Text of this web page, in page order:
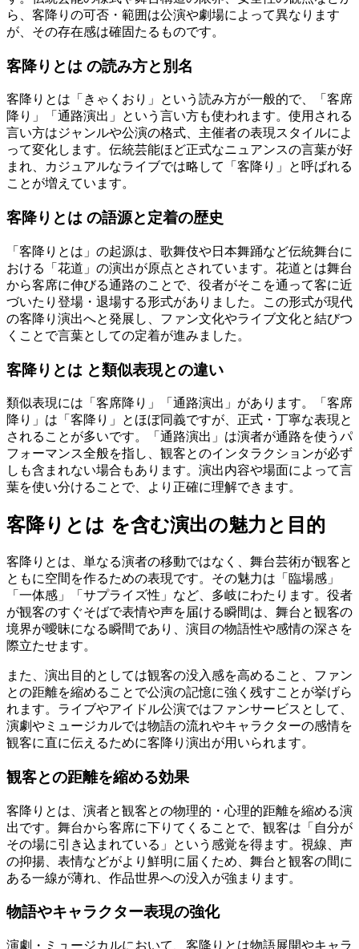
ら、客降りの可否・範囲は公演や劇場によって異なります
が、その存在感は確固たるものです。
客降りとは の読み方と別名
客降りとは「きゃくおり」という読み方が一般的で、「客席
降り」「通路演出」という言い方も使われます。使用される
言い方はジャンルや公演の格式、主催者の表現スタイルによ
って変化します。伝統芸能ほど正式なニュアンスの言葉が好
まれ、カジュアルなライブでは略して「客降り」と呼ばれる
ことが増えています。
客降りとは の語源と定着の歴史
「客降りとは」の起源は、歌舞伎や日本舞踊など伝統舞台に
おける「花道」の演出が原点とされています。花道とは舞台
から客席に伸びる通路のことで、役者がそこを通って客に近
づいたり登場・退場する形式がありました。この形式が現代
の客降り演出へと発展し、ファン文化やライブ文化と結びつ
くことで言葉としての定着が進みました。
客降りとは と類似表現との違い
類似表現には「客席降り」「通路演出」があります。「客席
降り」は「客降り」とほぼ同義ですが、正式・丁寧な表現と
されることが多いです。「通路演出」は演者が通路を使うパ
フォーマンス全般を指し、観客とのインタラクションが必ず
しも含まれない場合もあります。演出内容や場面によって言
葉を使い分けることで、より正確に理解できます。
客降りとは を含む演出の魅力と目的
客降りとは、単なる演者の移動ではなく、舞台芸術が観客と
ともに空間を作るための表現です。その魅力は「臨場感」
「一体感」「サプライズ性」など、多岐にわたります。役者
が観客のすぐそばで表情や声を届ける瞬間は、舞台と観客の
境界が曖昧になる瞬間であり、演目の物語性や感情の深さを
際立たせます。
また、演出目的としては観客の没入感を高めること、ファン
との距離を縮めることで公演の記憶に強く残すことが挙げら
れます。ライブやアイドル公演ではファンサービスとして、
演劇やミュージカルでは物語の流れやキャラクターの感情を
観客に直に伝えるために客降り演出が用いられます。
観客との距離を縮める効果
客降りとは、演者と観客との物理的・心理的距離を縮める演
出です。舞台から客席に下りてくることで、観客は「自分が
その場に引き込まれている」という感覚を得ます。視線、声
の抑揚、表情などがより鮮明に届くため、舞台と観客の間に
ある一線が薄れ、作品世界への没入が強まります。
物語やキャラクター表現の強化
演劇・ミュージカルにおいて、客降りとは物語展開やキャラ